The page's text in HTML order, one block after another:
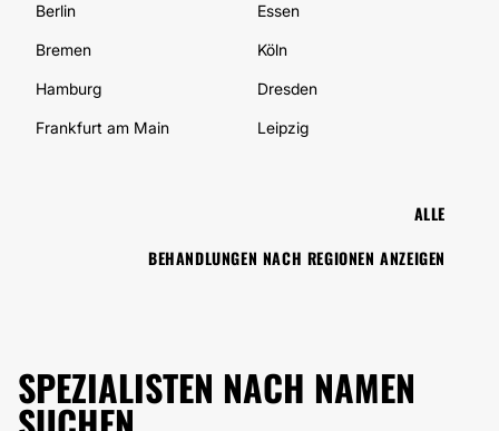
Berlin
Bremen
Hamburg
Frankfurt am Main
Essen
Köln
Dresden
Leipzig
ALLE
BEHANDLUNGEN NACH REGIONEN ANZEIGEN
SPEZIALISTEN NACH NAMEN